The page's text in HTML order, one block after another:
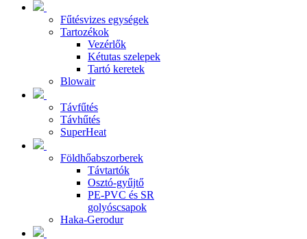
Fűtésvizes egységek
Tartozékok
Vezérlők
Kétutas szelepek
Tartó keretek
Blowair
Távfűtés
Távhűtés
SuperHeat
Földhőabszorberek
Távtartók
Osztó-gyűjtő
PE-PVC és SR
golyóscsapok
Haka-Gerodur